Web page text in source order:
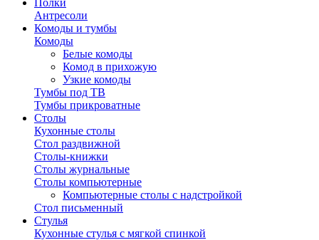
Полки
Антресоли
Комоды и тумбы
Комоды
Белые комоды
Комод в прихожую
Узкие комоды
Тумбы под ТВ
Тумбы прикроватные
Столы
Кухонные столы
Стол раздвижной
Столы-книжки
Столы журнальные
Столы компьютерные
Компьютерные столы с надстройкой
Стол письменный
Стулья
Кухонные стулья с мягкой спинкой